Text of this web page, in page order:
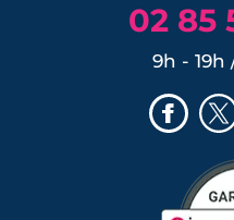
02 85
9h - 19h